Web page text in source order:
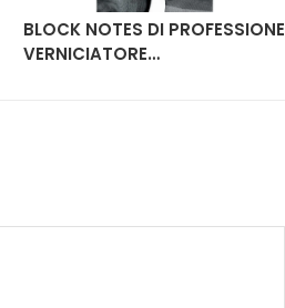
BLOCK NOTES DI PROFESSIONE
VERNICIATORE…